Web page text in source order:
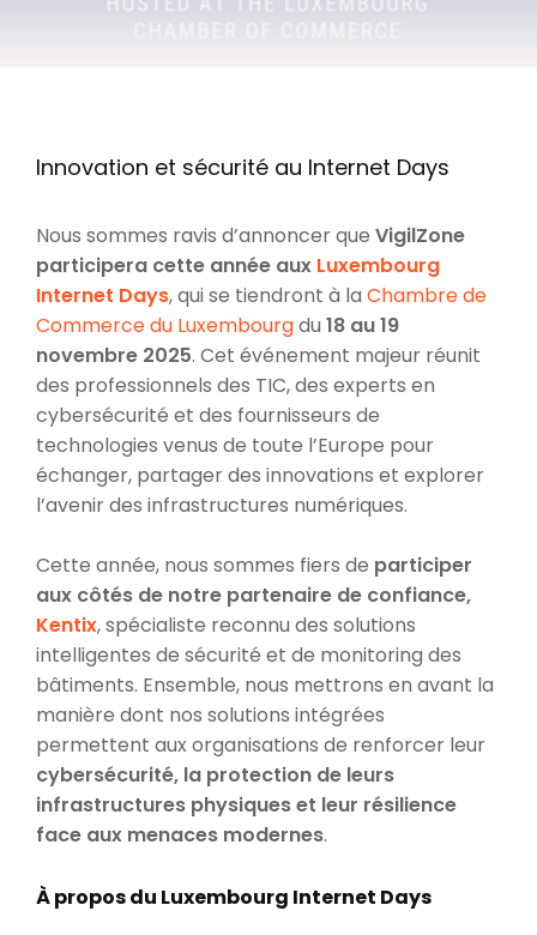
Innovation et sécurité au Internet Days
Nous sommes ravis d’annoncer que VigilZone
participera cette année aux Luxembourg
Internet Days, qui se tiendront à la Chambre de
Commerce du Luxembourgdu 18 au 19
novembre 2025. Cet événement majeur réunit
des professionnels des TIC, des experts en
cybersécurité et des fournisseurs de
technologies venus de toute l’Europe pour
échanger, partager des innovations et explorer
l’avenir des infrastructures numériques.
Cette année, nous sommes fiers de participer
aux côtés de notre partenaire de confiance,
Kentix, spécialiste reconnu des solutions
intelligentes de sécurité et de monitoring des
bâtiments. Ensemble, nous mettrons en avant la
manière dont nos solutions intégrées
permettent aux organisations de renforcer leur
cybersécurité, la protection de leurs
infrastructures physiques et leur résilience
face aux menaces modernes.
À propos du Luxembourg Internet Days